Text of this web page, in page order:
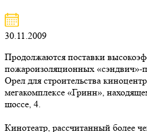
30.11.2009
Продолжаются поставки
пожароизоляционных «сэндвич»-
Орел для строительства
мегакомплексе «Гринн»,
шоссе, 4.
Кинотеатр, рассчитанный более